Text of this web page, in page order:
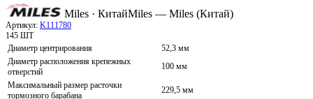
Miles · КитайMiles — Miles (Китай)
Артикул: K111780
145 ШТ
Диаметр центрирования
52,3 мм
Диаметр расположения крепежных
отверстий
100 мм
Максимальный размер расточки
тормозного барабана
229,5 мм